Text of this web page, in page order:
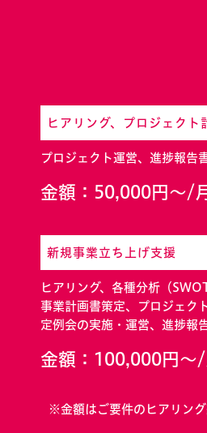
ヒアリング、プロジェクト
プロジェクト運営、進捗報告
金額：50,000円～/
新規事業立ち上げ支援
ヒアリング、各種分析（
事業計画書策定、プロジェク
定例会の実施・運営、進捗報
金額：100,000円～/
※金額はご要件のヒアリン